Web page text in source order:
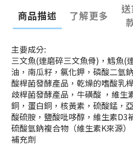
商品描述 了解更多
主要成分:
三文魚(連磨碎三文魚骨)，鱈魚(
油，南瓜籽，氯化鉀，磷酸二氫
酸桿菌發酵產品，乾燥的嗜酸乳
歧桿菌發酵產品，牛磺酸 ，維生
銅，蛋白銅，核黃素，硫酸錳，
酸硫胺，鹽酸吡哆醇，維生素D3
硫酸氫鈉複合物（維生素K來源
補充劑